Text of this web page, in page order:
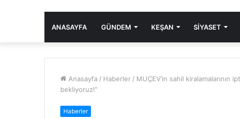
ANASAYFA GÜNDEM KEŞAN SIYASET
Anasayfa / Haberler / MUÇEV’in sahil kiralamalarının
bekliyoruz!”
Haberler